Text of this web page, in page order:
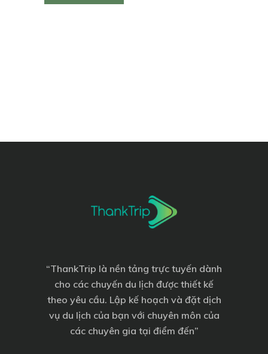
“ThankTrip là nền tảng trực tuyến dành
cho các chuyến du lịch được thiết kế
theo yêu cầu. Lập kế hoạch và đặt dịch
vụ du lịch của bạn với chuyên môn của
các chuyên gia tại điểm đến”